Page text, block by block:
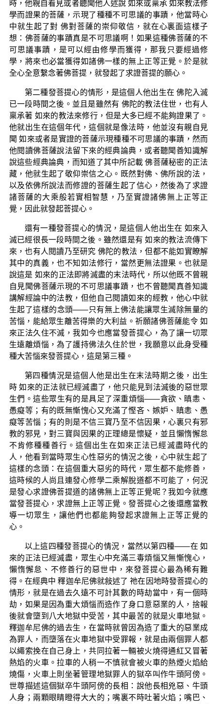
時，他親自看見或者聽聞他人述說 如來或稟承 如來教法修
學而證果的菩薩，示現了種種不可思議的事蹟，他當時心
中就生起了對 佛對菩薩的崇仰敬信，就在心裏面這樣子
想：佛菩薩的事蹟真是不可思議啊！如果這種佛菩薩的不
可思議事蹟，是可以經由修學而獲得，那我只要經過修
學，將來也必當獲得如諸佛一樣的無上正等正覺。於是就
全心全意繫念著佛菩提，就發起了求證菩提的願心。
第二種發菩提心的情形，是這個人他出生在 佛陀入滅
已一段時間之後。並且是雖然有 佛陀的教法住世，也有人
稟承著 如來的教法來修行，但是大多已經不能夠證果了。
他就出生在這個年代，這個就是像法時，他並沒有親自見
聞 如來或者是實證的菩薩示現種種不可思議的事蹟，然而
他閱讀佛菩薩說法留下來的經典論典，或者聽聞善知識解
說這些經典論典，而知道了其中所記載 佛菩薩秘密的正法
藏，他就生起了敬仰崇信之心。既然對佛、佛所說的法，
以及依佛所說法而修證的菩薩生起了信心，然後為了求證
諸菩薩的大乘般若實相智慧，乃至實證諸佛無上正等正
覺，因此就發起菩提心。
還有一種發菩提心的情況，是這個人他出生在 如來入
滅已經很長一段時間之後。雖然還是有 如來的教法流傳下
來，也有人閱讀乃至研究 佛陀的教法，但都不能如實瞭解
其中的真義，也不知如法修行，當然更無法證果。也就是
說這是 如來的正法即將滅盡的末法時代，所以他既不曾親
自見聞佛菩薩示現的不可思議事蹟，也不曾聽聞真善知識
講解經論中的法教，但他自己閱讀如來的經教，他心中就
生起了這樣的念頭——只有無上佛法能讓眾生滅除無量的
苦惱，能給眾生離苦得樂的大利益。祈願諸佛菩薩能令 如
來正法久住不滅，我如今也應當發菩提心，為了讓一切眾
生遠離煩惱，為了護持佛法久住於世，我願意以此身受種
種大苦惱來發菩提心，這是第三種。
第四種情況是這個人他是出生在末法時期之後，出生
時 如來的正法就已經滅盡了，他只能見到法滅後的惡世眾
生們。這些眾生有的是具足了深重煩惱——貪欲、瞋恚、
愚癡等；有的既無慚愧心又充滿了慳吝、嫉妒、瞋恚、愚
癡等苦惱；有的則是不信三寶乃至不信因果，心裏只有邪
教的邪見，對三寶與因果的正理總是懷疑，並且懶惰懈怠
不肯修種種善行。這個出生在如來正法已經滅盡時代的
人，他看到當時眾生心性惡劣的情況之後，心中就生起了
這樣的念頭：在這個重大惡劣的時代，眾生都不能修善，
這時候的人尚且連發心修學二乘解脫道都不可能了，何況
是發心求證佛菩提道的諸佛無上正等正覺呢？我如今就應
當發菩提心，求證無上正等正覺。發菩提心之後還應當教
導一切眾生，讓他們也都能夠發起求證無上正等正覺的
心。
以上這四種發菩提心的情況，當然以第四種——在 如
來的正法已經滅盡，眾生心中充滿三毒煩惱又無慚愧心，
懶惰懈怠、不修善行的惡世中，來發菩提心最為稀有難
得。在經典中 釋迦牟尼佛就敍述了 祂在因地時發菩提心的
情形，就是在過去久遠不可計其數的時劫當中，有一個時
劫，如果是因為重大煩惱而造作了身口意惡業的人，捨報
後就會墮到八大地獄中受苦，其中最苦的就是火車地獄。
釋迦牟尼佛的過去生，在當時就曾因為造了重大的惡業成
為罪人，而墮落在火車地獄中受罪報，就是由兩個罪人都
以繩索挽在自己身上，共同拉著一輛被火燒得通紅又冒著
熱焰的火車。拉車的人稍一不慎就會被火車的熱煙火焰給
燒傷，火車上則坐著管理地獄罪人的獄卒叫作牛頭阿傍。
世尊描述這個獄卒牛頭阿傍的長相：說他長相兇惡、牛頭
人身；兩顆眼睛瞪得大大的；嘴裏不時吐著火焰；嘴巴、